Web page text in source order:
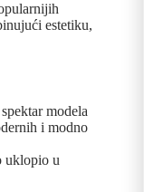
estetiku,
modela
i modno
uklopio u